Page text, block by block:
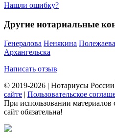
Нашли ошибку?
Другие нотариальные
Генералова Ненякина Полежаева
Архангельска
Написать отзыв
© 2019-2026 | Нотариусы России
сайте | Пользовательское
При использовании материалов
сайт обязательна!